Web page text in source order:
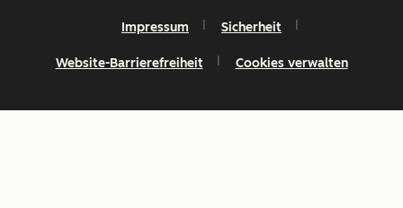
Impressum Sicherheit
Website-Barrierefreiheit Cookies verwalten